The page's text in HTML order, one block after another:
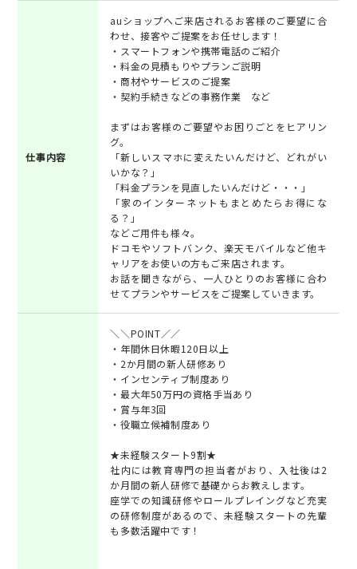
仕事内容
auショップへご来店されるお客様のご要望に合
わせ、接客やご提案をお任せします！
・スマートフォンや携帯電話のご紹介
・料金の見積もりやプランご説明
・商材やサービスのご提案
・契約手続きなどの事務作業 など
まずはお客様のご要望やお困りごとをヒアリン
グ。
「新しいスマホに変えたいんだけど、どれがい
いかな？」
「料金プランを見直したいんだけど・・・」
「家のインターネットもまとめたらお得にな
る？」
などご用件も様々。
ドコモやソフトバンク、楽天モバイルなど他キ
ャリアをお使いの方もご来店されます。
お話を聞きながら、一人ひとりのお客様に合わ
せてプランやサービスをご提案していきます。
＼＼POINT／／
・年間休日休暇120日以上
・2か月間の新人研修あり
・インセンティブ制度あり
・最大年50万円の資格手当あり
・賞与年3回
・役職立候補制度あり
★未経験スタート9割★
社内には教育専門の担当者がおり、入社後は2
か月間の新人研修で基礎からお教えします。
座学での知識研修やロールプレイングなど充実
の研修制度があるので、未経験スタートの先輩
も多数活躍中です！